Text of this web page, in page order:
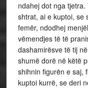
ndahej dot nga
shtrat, ai e kuptoi, se
femër, ndodhej
vëmendjes të të
dashamirësve të tij
shumë dorë në këtë
shihnin figurën e saj,
kuptoi kurrë, se deri